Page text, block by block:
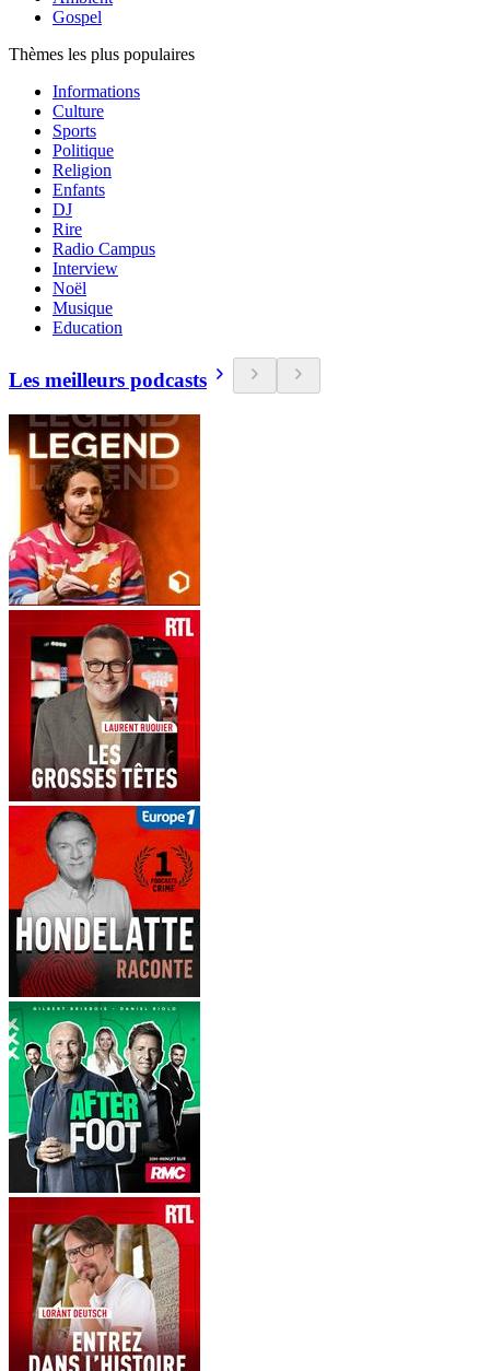
Gospel
Thèmes les plus populaires
Informations
Culture
Sports
Politique
Religion
Enfants
DJ
Rire
Radio Campus
Interview
Noël
Musique
Education
Les meilleurs podcasts